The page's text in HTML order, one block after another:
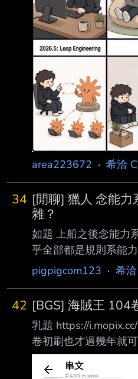
area223672 · 希洽
34 [閒聊] 獵人 念能
雜？
如題 上船之後念能力
乎全部都是規則系能
更強的念 感覺以前的
pigpigcom123 · 希
42 [BGS] 海賊王 104
乳題 https://
卷初刷也才過幾年就
小羊事件這麼多人被
就可以賺大錢了，這